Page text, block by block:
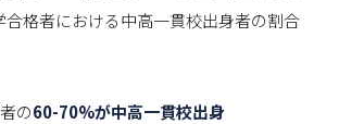
合格者における中高一貫校出身者の割合
の60-70%が中高一貫校出身